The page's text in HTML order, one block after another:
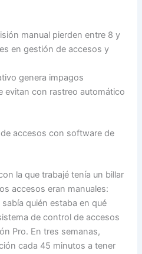
manual pierden entre 8 y
en gestión de accesos y
genera impagos
evitan con rastreo automático
accesos con software de
la que trabajé tenía un billar
accesos eran manuales:
quién estaba en qué
de control de accesos
Pro. En tres semanas,
cada 45 minutos a tener